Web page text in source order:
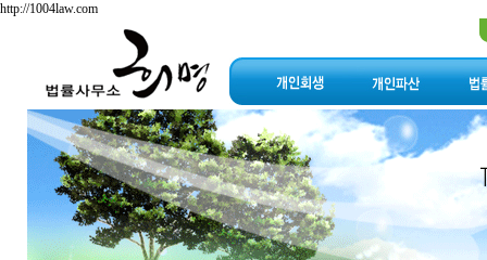
http://1004law.com